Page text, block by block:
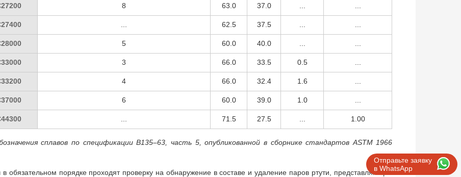
Отправьте заявку
в WhatsApp
8 63.0 37.0
62.5 37.5
5 60.0 40.0
3 66.0 33.5 0.5
4 66.0 32.4 1.6
6 60.0 39.0 1.0
71.5 27.5 1.00
сплавов по спецификации B135–63, часть 5, опубликованной в сборнике стандартов ASTM 1966
в обязательном порядке проходят проверку на обнаружение в составе и удаление паров ртути, представляющей